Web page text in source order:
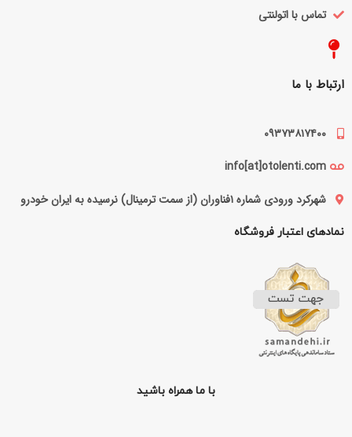
تماس با اتولنتی
ارتباط با ما
۰۹۳۷۳۸۱۷۴۰۰
info[at]otolenti.com
شهرکرد ورودی شماره ۱فناوران (از سمت ترمینال) نرسیده به ایران خودرو
نمادهای اعتبار فروشگاه
با ما همراه باشید